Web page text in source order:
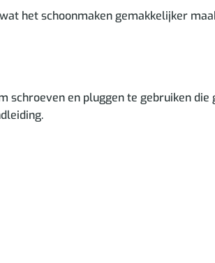
het schoonmaken gemakkelijker
en pluggen te gebruiken